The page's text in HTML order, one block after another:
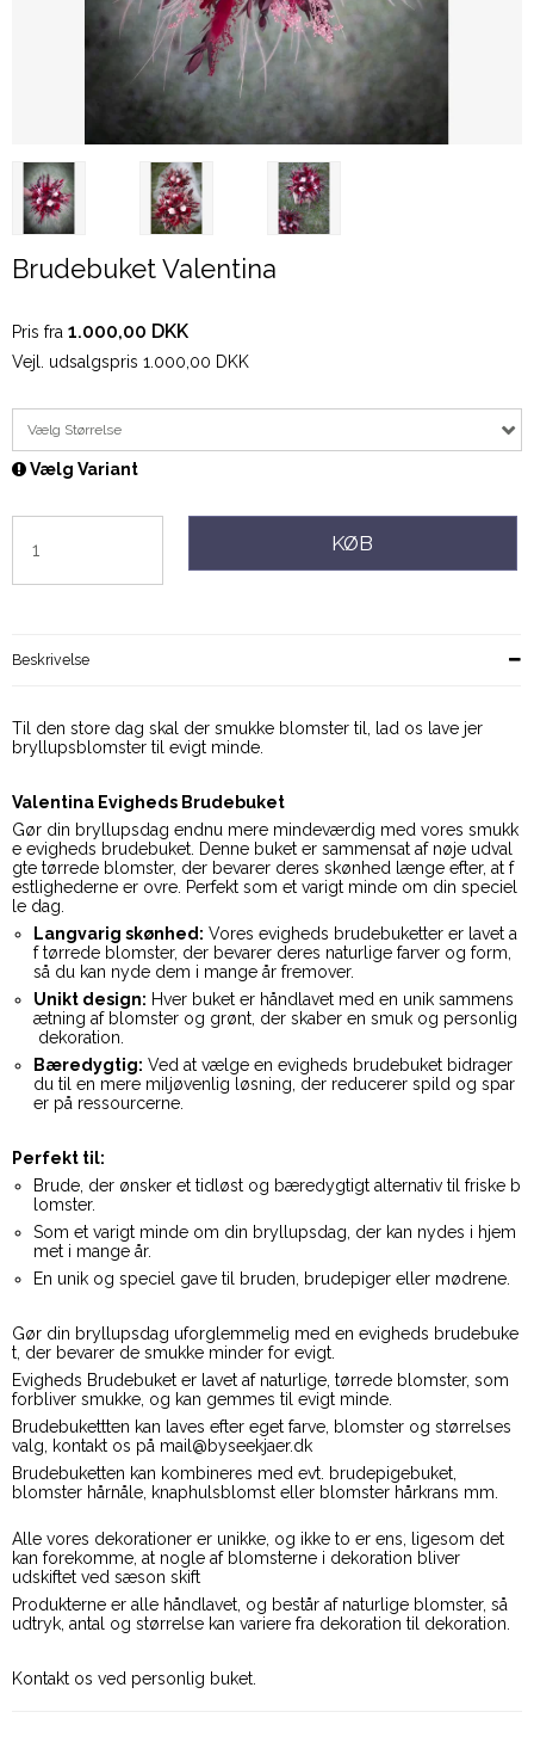
Brudebuket Valentina
Pris fra 1.000,00 DKK
Vejl. udsalgspris 1.000,00 DKK
Vælg Størrelse
Vælg Variant
KØB
Beskrivelse
Til den store dag skal der smukke blomster til, lad os lave jer
bryllupsblomster til evigt minde.
Valentina Evigheds Brudebuket
Gør din bryllupsdag endnu mere mindeværdig med vores smukk
e evigheds brudebuket. Denne buket er sammensat af nøje udval
gte tørrede blomster, der bevarer deres skønhed længe efter, at f
estlighederne er ovre. Perfekt som et varigt minde om din speciel
le dag.
Langvarig skønhed: Vores evigheds brudebuketter er lavet a
f tørrede blomster, der bevarer deres naturlige farver og form,
så du kan nyde dem i mange år fremover.
Unikt design: Hver buket er håndlavet med en unik sammens
ætning af blomster og grønt, der skaber en smuk og personlig
dekoration.
Bæredygtig: Ved at vælge en evigheds brudebuket bidrager
du til en mere miljøvenlig løsning, der reducerer spild og spar
er på ressourcerne.
Perfekt til:
Brude, der ønsker et tidløst og bæredygtigt alternativ til friske b
lomster.
Som et varigt minde om din bryllupsdag, der kan nydes i hjem
met i mange år.
En unik og speciel gave til bruden, brudepiger eller mødrene.
Gør din bryllupsdag uforglemmelig med en evigheds brudebuke
t, der bevarer de smukke minder for evigt.
Evigheds Brudebuket er lavet af naturlige, tørrede blomster, som
forbliver smukke, og kan gemmes til evigt minde.
Brudebukettten kan laves efter eget farve, blomster og størrelses
valg, kontakt os på mail@byseekjaer.dk
Brudebuketten kan kombineres med evt. brudepigebuket,
blomster hårnåle, knaphulsblomst eller blomster hårkrans mm.
Alle vores dekorationer er unikke, og ikke to er ens, ligesom det
kan forekomme, at nogle af blomsterne i dekoration bliver
udskiftet ved sæson skift
Produkterne er alle håndlavet, og består af naturlige blomster, så
udtryk, antal og størrelse kan variere fra dekoration til dekoration.
Kontakt os ved personlig buket.